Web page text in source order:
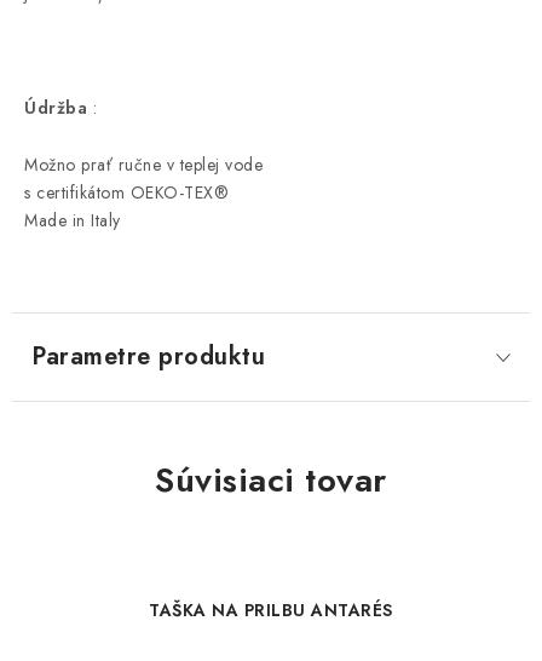
Údržba :
Možno prať ručne v teplej vode
s certifikátom OEKO-TEX®
Made in Italy
Parametre produktu
Súvisiaci tovar
TAŠKA NA PRILBU ANTARÉS